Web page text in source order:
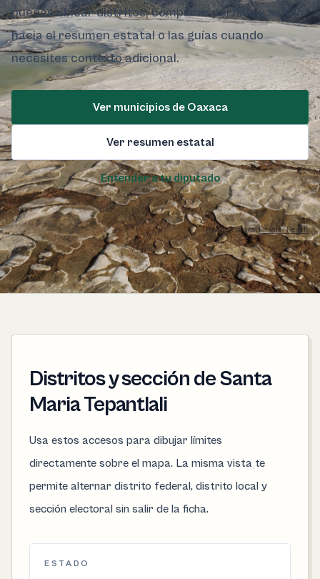
puedes ubicar distritos, comparar perfiles y saltar
hacia el resumen estatal o las guías cuando
necesites contexto adicional.
Ver municipios de Oaxaca
Ver resumen estatal
Entender a tu diputado
Foto de Oaxaca:Pexels / Pexels
Distritos y sección de Santa
Maria Tepantlali
Usa estos accesos para dibujar límites
directamente sobre el mapa. La misma vista te
permite alternar distrito federal, distrito local y
sección electoral sin salir de la ficha.
ESTADO